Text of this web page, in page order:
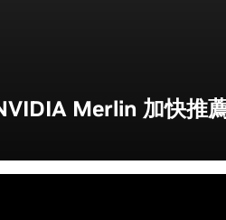
Merlin 加快推